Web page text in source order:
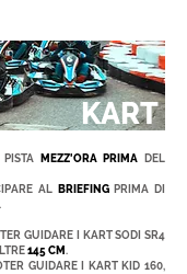
KART
MEZZ'ORA PRIMA DEL
AL
BRIEFINGPRIMA DI
GUIDARE I KART SODI SR4
145 CM .
GUIDARE I KART KID 160,